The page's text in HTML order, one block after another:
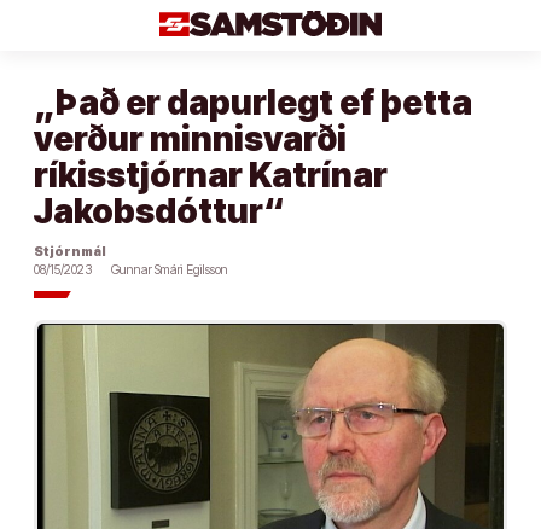
„Það er dapurlegt ef þetta
verður minnisvarði
ríkisstjórnar Katrínar
Jakobsdóttur“
Stjórnmál
08/15/2023
Gunnar Smári Egilsson